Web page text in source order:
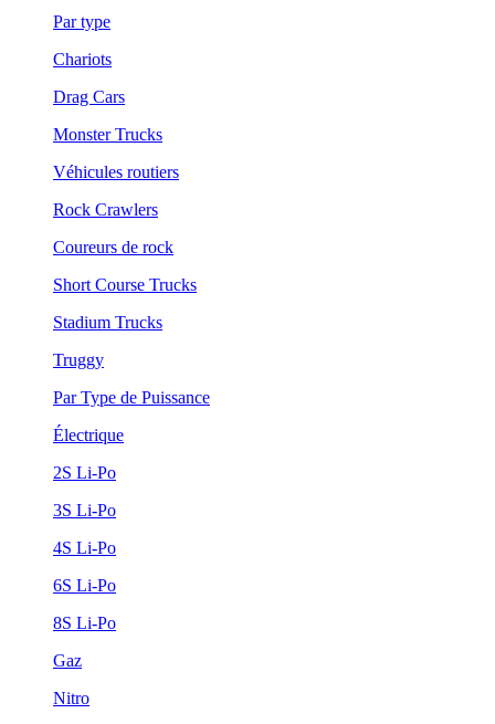
Par type
Chariots
Drag Cars
Monster Trucks
Véhicules routiers
Rock Crawlers
Coureurs de rock
Short Course Trucks
Stadium Trucks
Truggy
Par Type de Puissance
Électrique
2S Li-Po
3S Li-Po
4S Li-Po
6S Li-Po
8S Li-Po
Gaz
Nitro